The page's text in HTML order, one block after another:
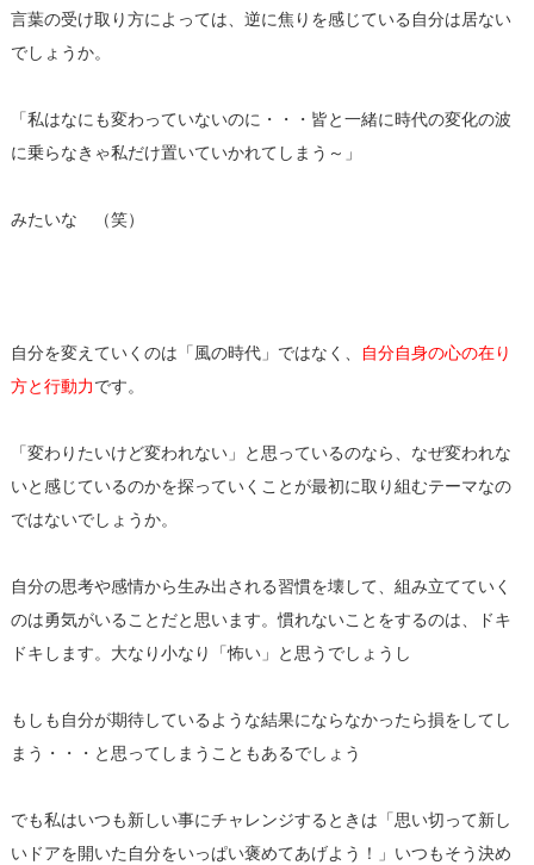
言葉の受け取り方によっては、逆に焦りを感じている自分は居ない
でしょうか。
「私はなにも変わっていないのに・・・皆と一緒に時代の変化の波
に乗らなきゃ私だけ置いていかれてしまう～」
みたいな （笑）
自分を変えていくのは「風の時代」ではなく、
自分自身の心の在り
方と行動力 です。
「変わりたいけど変われない」と思っているのなら、なぜ変われな
いと感じているのかを探っていくことが最初に取り組むテーマなの
ではないでしょうか。
自分の思考や感情から生み出される習慣を壊して、組み立てていく
のは勇気がいることだと思います。慣れないことをするのは、ドキ
ドキします。大なり小なり「怖い」と思うでしょうし
もしも自分が期待しているような結果にならなかったら損をしてし
まう・・・と思ってしまうこともあるでしょう
でも私はいつも新しい事にチャレンジするときは「思い切って新し
いドアを開いた自分をいっぱい褒めてあげよう！」いつもそう決め